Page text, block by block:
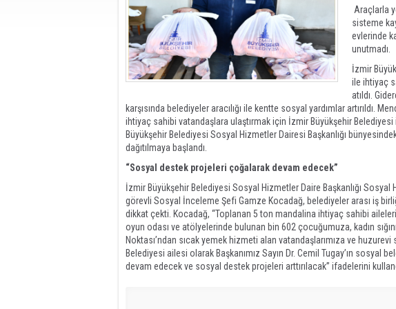
Araçlarla
sisteme
evlerinde
unutmadı.
İzmir
ile ihtiyaç
atıldı.
karşısında belediyeler aracılığı ile kentte sosyal yardımlar artırıldı.
ihtiyaç sahibi vatandaşlara ulaştırmak için İzmir Büyükşehir
Büyükşehir Belediyesi Sosyal Hizmetler Dairesi Başkanlığı
dağıtılmaya başlandı.
“Sosyal destek projeleri çoğalarak devam edecek”
İzmir Büyükşehir Belediyesi Sosyal Hizmetler Daire Başkanlığı Sosyal
görevli Sosyal İnceleme Şefi Gamze Kocadağ, belediyeler arası iş
dikkat çekti. Kocadağ, “Toplanan 5 ton mandalina ihtiyaç sahibi
oyun odası ve atölyelerinde bulunan bin 602 çocuğumuza, kadın
Noktası’ndan sıcak yemek hizmeti alan vatandaşlarımıza ve
Belediyesi ailesi olarak Başkanımız Sayın Dr. Cemil Tugay’ın sosyal
devam edecek ve sosyal destek projeleri arttırılacak” ifadelerini